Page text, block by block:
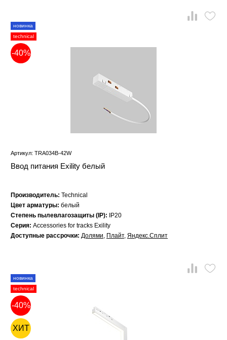
новинка
technical
-40%
Артикул: TRA034B-42W
Ввод питания Exility белый
Производитель: Technical
Цвет арматуры: белый
Степень пылевлагозащиты (IP):
IP20
Серия: Accessories for tracks Exility
Доступные рассрочки: Долями, Плайт, Яндекс.Сплит
новинка
technical
-40%
ХИТ